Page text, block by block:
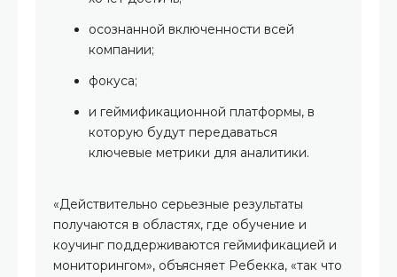
осознанной включенности всей
компании;
фокуса;
и геймификационной платформы, в
которую будут передаваться
ключевые метрики для аналитики.
«Действительно серьезные результаты
получаются в областях, где обучение и
коучинг поддерживаются геймификацией и
мониторингом», объясняет Ребекка, «так что